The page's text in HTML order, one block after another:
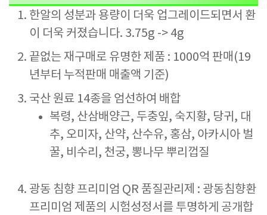
한알의 성분과 용량이 더욱 업그레이드되면서 환
이 더욱 커졌습니다. 3.75g -> 4g
끝없는 재구매로 유명한 제품 : 1000억 판매(19
년부터 누적판매 매출액 기준)
국산 원료 14종을 엄선하여 배합
복령, 산삼배양근, 두충잎, 숙지황, 당귀, 대
추, 오미자, 산약, 산수유, 홍삼, 아카시아 벌
꿀, 비수리, 천궁, 뽕나무 뿌리껍질
광동 침향 프리미엄 QR 품질관리제 : 광동침향환
프리미엄 제품의 시험성정서를 투명하게 공개합